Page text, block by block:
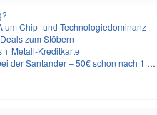
um Chip- und Technologiedominanz
zum Stöbern
+ Metall-Kreditkarte
Santander – 50€ schon nach 1 Woche!